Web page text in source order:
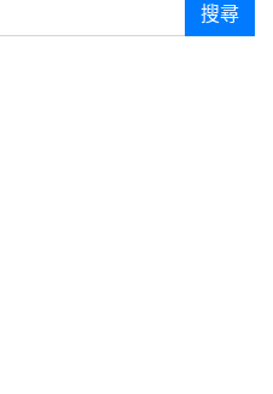
搜尋